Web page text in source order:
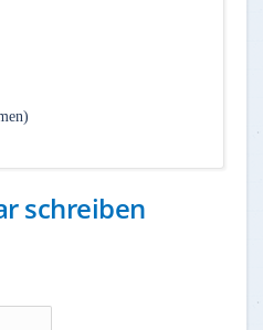
schreiben